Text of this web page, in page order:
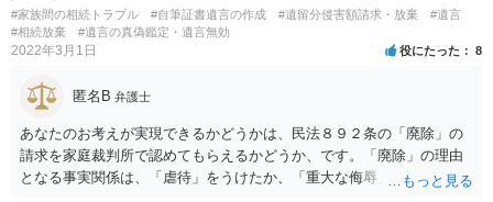
電話が切れました。その後の電話でも「食事に毒が入っている」「体
にチップが埋められている」等、おかしかったです。 当時の診療記
録、介護認定の資料、介護記録を取得して 弁護士に面談で相談された
#家族間の相続トラブル #自筆証書遺言の作成 #遺留分侵害額請求・放棄
#遺言
#相続放棄
#遺言の真偽鑑定・遺言無効
2022年3月1日 役にたった 8
匿名B 弁護士
あなたのお考えが実現できるかどうかは、民法８９２条の「廃除」の
請求を家庭裁判所で認めてもらえるかどうか、です。「廃除」の理由
となる事実関係は、「虐待」をうけたか、「重大な侮辱」を受けた